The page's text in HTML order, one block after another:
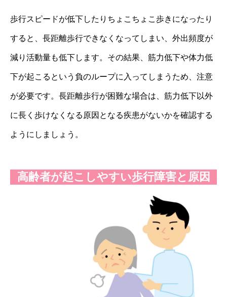
歩行スピードが低下したりちょこちょこ歩きになったり
すると、長距離歩行できなくなってしまい、外出頻度が
減り活動量も低下します。その結果、筋力低下や体力低
下が起こるという負のループに入ってしまうため、注意
が必要です。長距離歩行が困難な場合は、筋力低下以外
に長く歩けなくなる原因となる疾患がないかを確認する
ようにしましょう。
高齢者が起こしやすい歩行障害と原因